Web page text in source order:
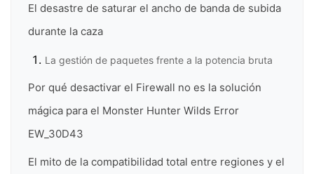
El desastre de saturar el ancho de banda de subida
durante la caza
La gestión de paquetes frente a la potencia bruta
Por qué desactivar el Firewall no es la solución
mágica para el Monster Hunter Wilds Error
EW_30D43
El mito de la compatibilidad total entre regiones y el